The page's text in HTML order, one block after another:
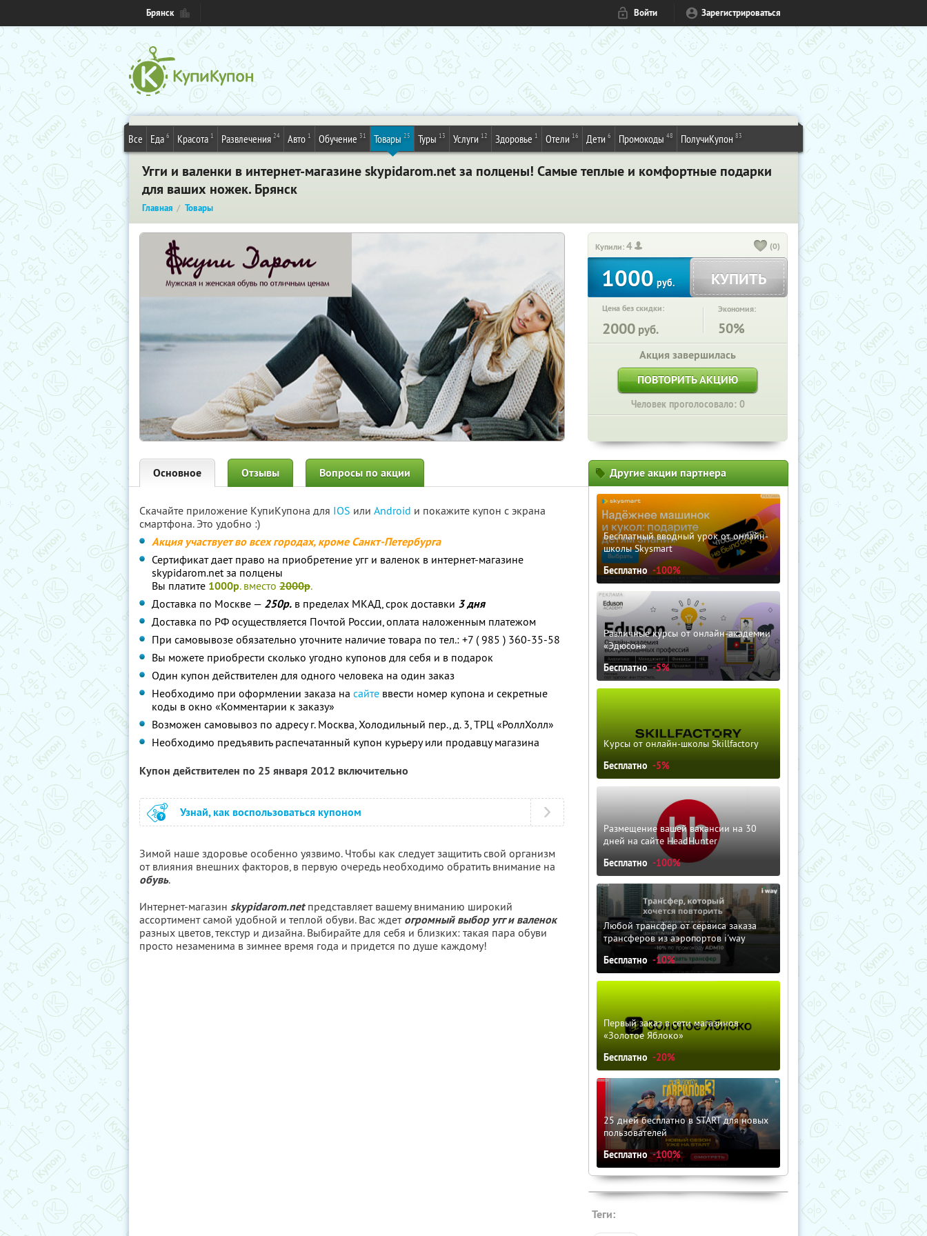
Брянск Войти Зарегистрироваться
Все Еда 6 Красота 1 Развлечения 24 Авто 1 Обучение 31 Товары 25 Туры 13 Услуги 12 Здоровье 1 Отели 16 Дети 6 Промокоды 48 ПолучиКупон 83
Угги и валенки в интернет-магазине skypidarom.net за полцены! Самые теплые и комфортные подарки
для ваших ножек. Брянск
Главная Товары
Купили:4 (0)
1000руб. КУПИТЬ
Цена без скидки:
2000 руб.
Экономия:
50%
Акция завершилась
ПОВТОРИТЬ АКЦИЮ
Человек проголосовало: 0
Основное Отзывы Вопросы по акции
Скачайте приложение КупиКупона для IOS или Android и покажите купон с экрана
смартфона. Это удобно :)
Акция участвует во всех городах, кроме Санкт-Петербурга
Сертификат дает право на приобретение угг и валенок в интернет-магазине
skypidarom.net за полцены
Вы платите 1000р. вместо 2000р.
Доставка по Москве — 250р. в пределах МКАД, срок доставки 3 дня
Доставка по РФ осуществляется Почтой России, оплата наложенным платежом
При самовывозе обязательно уточните наличие товара по тел.: +7 ( 985 ) 360-35-58
Вы можете приобрести сколько угодно купонов для себя и в подарок
Один купон действителен для одного человека на один заказ
Необходимо при оформлении заказа на сайте ввести номер купона и секретные
коды в окно «Комментарии к заказу»
Возможен самовывоз по адресу г. Москва, Холодильный пер., д. 3, ТРЦ «РоллХолл»
Необходимо предъявить распечатанный купон курьеру или продавцу магазина
Купон действителен по 25 января 2012 включительно
Узнай, как воспользоваться купоном
Зимой наше здоровье особенно уязвимо. Чтобы как следует защитить свой организм
от влияния внешних факторов, в первую очередь необходимо обратить внимание на
обувь.
Интернет-магазин skypidarom.netпредставляет вашему вниманию широкий
ассортимент самой удобной и теплой обуви. Вас ждет огромный выбор угг и валенок
разных цветов, текстур и дизайна. Выбирайте для себя и близких: такая пара обуви
просто незаменима в зимнее время года и придется по душе каждому!
Другие акции партнера
Бесплатный вводный урок от онлайн-
школы Skysmart
Бесплатно -100%
Различные курсы от онлайн-академии
«Эдюсон»
Бесплатно -5%
Курсы от онлайн-школы Skillfactory
Бесплатно -5%
Размещение вашей вакансии на 30
дней на сайте HeadHunter
Бесплатно -100%
Любой трансфер от сервиса заказа
трансферов из аэропортов i'way
Бесплатно -10%
Первый заказ в сети магазинов
«Золотое Яблоко»
Бесплатно -20%
25 дней бесплатно в START для новых
пользователей
Бесплатно -100%
Теги: